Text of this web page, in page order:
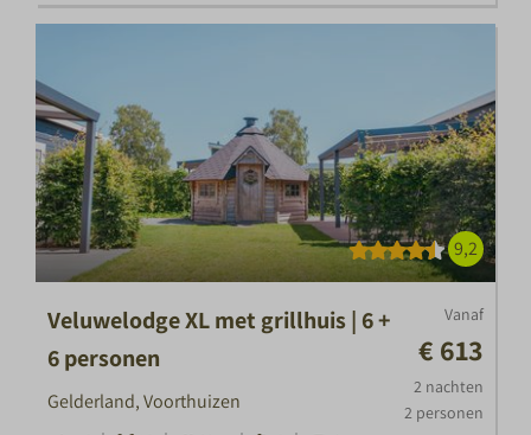
9,2
Vanaf
€ 613
2 nachten
2 personen
Veluwelodge XL met grillhuis | 6 +
6 personen
Gelderland, Voorthuizen